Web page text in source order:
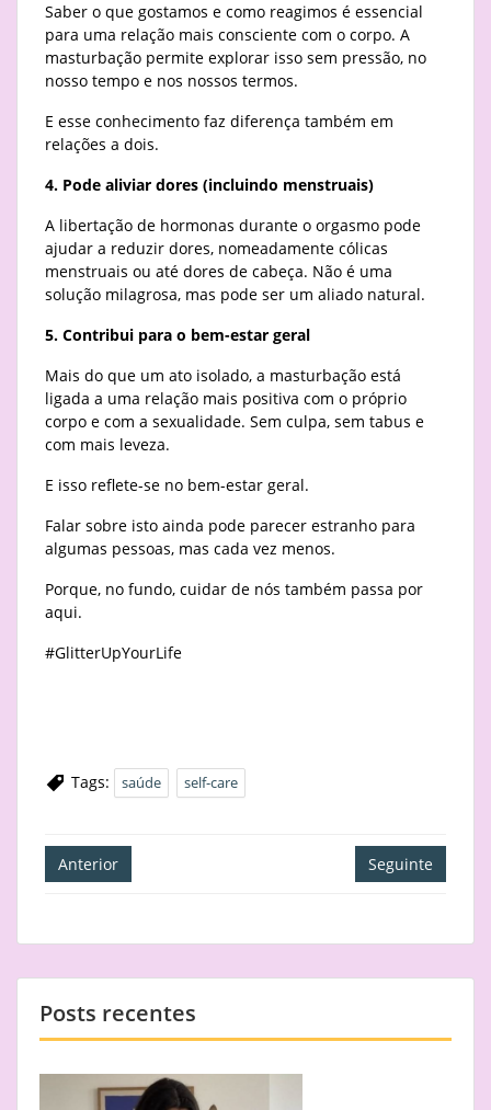
Saber o que gostamos e como reagimos é essencial
para uma relação mais consciente com o corpo. A
masturbação permite explorar isso sem pressão, no
nosso tempo e nos nossos termos.
E esse conhecimento faz diferença também em
relações a dois.
4. Pode aliviar dores (incluindo menstruais)
A libertação de hormonas durante o orgasmo pode
ajudar a reduzir dores, nomeadamente cólicas
menstruais ou até dores de cabeça. Não é uma
solução milagrosa, mas pode ser um aliado natural.
5. Contribui para o bem-estar geral
Mais do que um ato isolado, a masturbação está
ligada a uma relação mais positiva com o próprio
corpo e com a sexualidade. Sem culpa, sem tabus e
com mais leveza.
E isso reflete-se no bem-estar geral.
Falar sobre isto ainda pode parecer estranho para
algumas pessoas, mas cada vez menos.
Porque, no fundo, cuidar de nós também passa por
aqui.
#GlitterUpYourLife
Tags: saúde self-care
Navegação
de
Anterior Seguinte
Posts recentes